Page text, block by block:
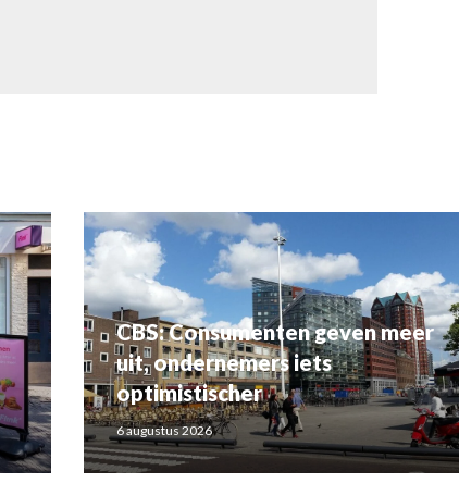
CBS: Consumenten geven meer
uit, ondernemers iets
optimistischer
6 augustus 2026